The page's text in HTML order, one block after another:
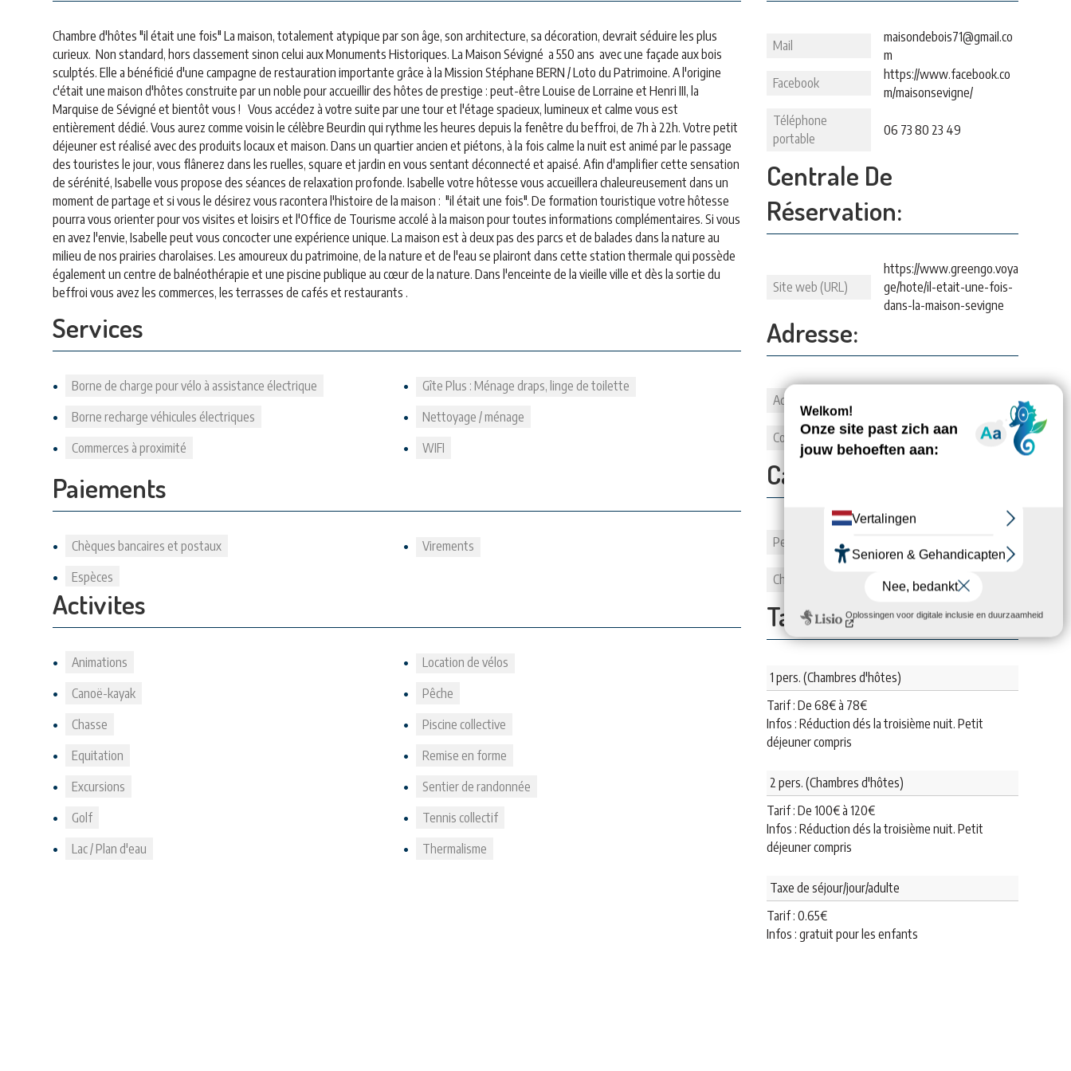
Chambre d'hôtes "il était une fois" La maison, totalement atypique par son âge, son architecture, sa décoration, devrait séduire les plus
curieux. Non standard, hors classement sinon celui aux Monuments Historiques. La Maison Sévigné a 550 ans avec une façade aux bois
sculptés. Elle a bénéficié d'une campagne de restauration importante grâce à la Mission Stéphane BERN / Loto du Patrimoine. A l'origine
c'était une maison d'hôtes construite par un noble pour accueillir des hôtes de prestige : peut-être Louise de Lorraine et Henri III, la
Marquise de Sévigné et bientôt vous ! Vous accédez à votre suite par une tour et l'étage spacieux, lumineux et calme vous est
entièrement dédié. Vous aurez comme voisin le célèbre Beurdin qui rythme les heures depuis la fenêtre du beffroi, de 7h à 22h. Votre petit
déjeuner est réalisé avec des produits locaux et maison. Dans un quartier ancien et piétons, à la fois calme la nuit est animé par le passage
des touristes le jour, vous flânerez dans les ruelles, square et jardin en vous sentant déconnecté et apaisé. Afin d'amplifier cette sensation
de sérénité, Isabelle vous propose des séances de relaxation profonde. Isabelle votre hôtesse vous accueillera chaleureusement dans un
moment de partage et si vous le désirez vous racontera l'histoire de la maison : "il était une fois". De formation touristique votre hôtesse
pourra vous orienter pour vos visites et loisirs et l'Office de Tourisme accolé à la maison pour toutes informations complémentaires. Si vous
en avez l'envie, Isabelle peut vous concocter une expérience unique. La maison est à deux pas des parcs et de balades dans la nature au
milieu de nos prairies charolaises. Les amoureux du patrimoine, de la nature et de l'eau se plairont dans cette station thermale qui possède
également un centre de balnéothérapie et une piscine publique au cœur de la nature. Dans l'enceinte de la vieille ville et dès la sortie du
beffroi vous avez les commerces, les terrasses de cafés et restaurants .
Services
Borne de charge pour vélo à assistance électrique
Borne recharge véhicules électriques
Commerces à proximité
Gîte Plus : Ménage draps, linge de toilette
Nettoyage / ménage
WIFI
Paiements
Chèques bancaires et postaux
Espèces
Virements
Activites
Animations
Canoë-kayak
Chasse
Equitation
Excursions
Golf
Lac / Plan d'eau
Location de vélos
Pêche
Piscine collective
Remise en forme
Sentier de randonnée
Tennis collectif
Thermalisme
Mail
maisondebois71@gmail.co
m
Facebook
https://www.facebook.co
m/maisonsevigne/
Téléphone
portable
06 73 80 23 49
Centrale De
Réservation:
Site web (URL)
https://www.greengo.voya
ge/hote/il-etait-une-fois-
dans-la-maison-sevigne
Adresse:
Adresse
Commune
71140 BOURBON-LANCY
Capacité:
Personnes
Chambes 1
Tarifs:
1 pers. (Chambres d'hôtes)
Tarif : De 68€à 78€
Infos : Réduction dés la troisième nuit. Petit
déjeuner compris
2 pers. (Chambres d'hôtes)
Tarif : De 100€à 120€
Infos : Réduction dés la troisième nuit. Petit
déjeuner compris
Taxe de séjour/jour/adulte
Tarif : 0.65€
Infos : gratuit pour les enfants